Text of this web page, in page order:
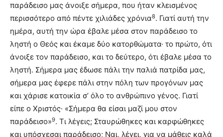
παράδεισο μας άνοιξε σήμερα, που ήταν κλεισμένος
περισσότερο από πέντε χιλιάδες χρόνια8. Γιατί αυτή την
ημέρα, αυτή την ώρα έβαλε μέσα στον παράδεισο το
ληστή ο Θεός και έκαμε δύο κατορθώματα· το πρώτο, ότι
άνοιξε τον παράδεισο, και το δεύτερο, ότι έβαλε μέσα το
ληστή. Σήμερα μας έδωσε πάλι την παλιά πατρίδα μας,
σήμερα μας έφερε πάλι στην πόλη των προγόνων μας
και χάρισε κατοικία σ’ όλο το ανθρώπινο γένος. Γιατί
είπε ο Χριστός· «Σήμερα θα είσαι μαζί μου στον
παράδεισο»9. Τι λέγεις; Σταυρώθηκες και καρφώθηκες
και υπόσχεσαι παράδεισο; Ναι, λέγει, για να μάθεις καλά